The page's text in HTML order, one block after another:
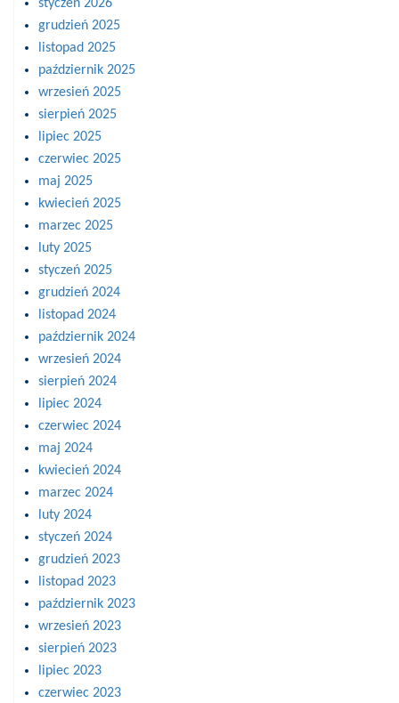
styczeń 2026
grudzień 2025
listopad 2025
październik 2025
wrzesień 2025
sierpień 2025
lipiec 2025
czerwiec 2025
maj 2025
kwiecień 2025
marzec 2025
luty 2025
styczeń 2025
grudzień 2024
listopad 2024
październik 2024
wrzesień 2024
sierpień 2024
lipiec 2024
czerwiec 2024
maj 2024
kwiecień 2024
marzec 2024
luty 2024
styczeń 2024
grudzień 2023
listopad 2023
październik 2023
wrzesień 2023
sierpień 2023
lipiec 2023
czerwiec 2023